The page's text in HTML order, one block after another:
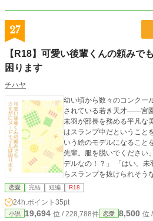
27
【R18】可愛い後輩くんの頼みで
困ります
チハヤ
幼い頃から数々のコンクー
されている若き天才――宮
未羽が部長を務める平凡な
はスランプ中だということ
いう絵のモデルになることを快諾した。
先輩。服を脱いでくださ
デルなの！？」 「はい。
らスランプを抜けられそう
けて……っ」 ヌードモデル
い後輩を助けるために一肌脱ぎます
男子とのラブコメです！ 性
でも公開しています。
恋愛 完結 短編 R18
24h.ポイント 35pt
小説 19,694 位 / 228,788件 恋愛 8,500 位